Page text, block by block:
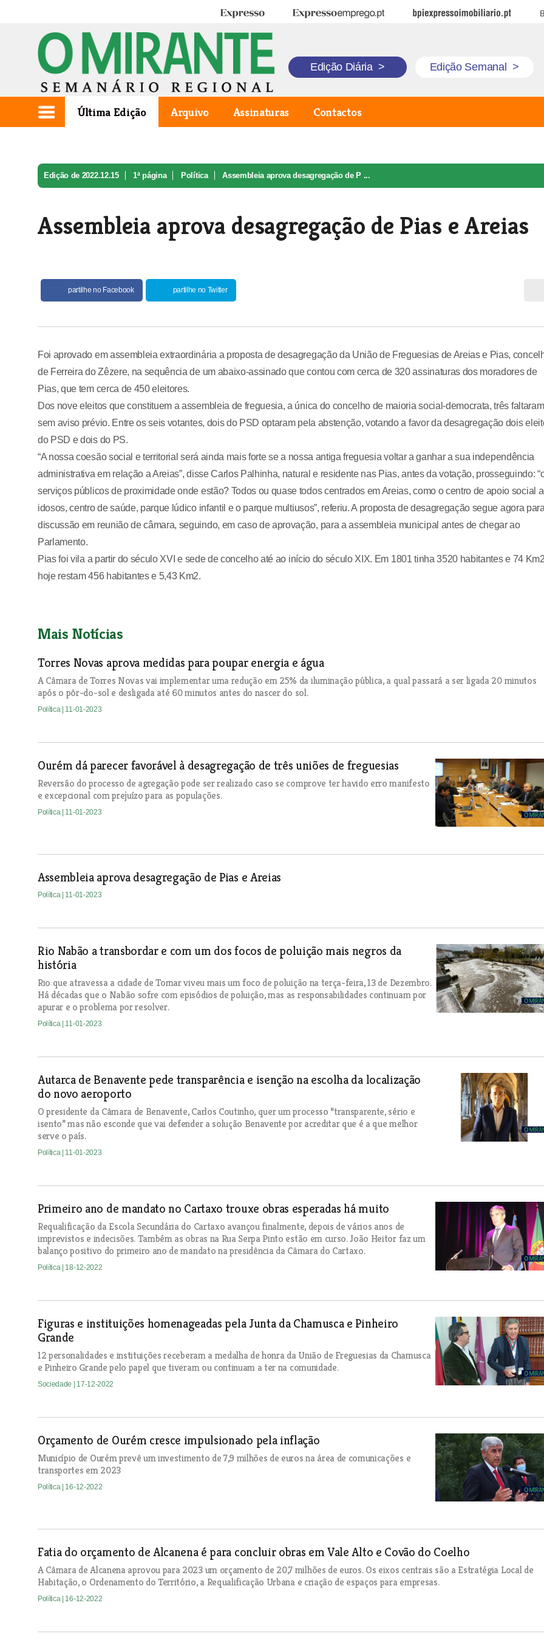
Expresso Expresso Emprego BPI Expresso Imobiliário
Edição Diária > Edição Semanal >
Última Edição Arquivo Assinaturas Contactos
Edição de 2022.12.15 1ª página Política Assembleia aprova desagregação de P ...
Assembleia aprova desagregação de Pias e Areias
partilhe no Facebook partilhe no Twitter
Foi aprovado em assembleia extraordinária a proposta de desagregação da União de Freguesias de Areias e Pias,
de Ferreira do Zêzere, na sequência de um abaixo-assinado que contou com cerca de 320 assinaturas dos moradores de
Pias, que tem cerca de 450 eleitores.
Dos nove eleitos que constituem a assembleia de freguesia, a única do concelho de maioria social-democrata, três faltaram
sem aviso prévio. Entre os seis votantes, dois do PSD optaram pela abstenção, votando a favor da desagregação dois
do PSD e dois do PS.
“A nossa coesão social e territorial será ainda mais forte se a nossa antiga freguesia voltar a ganhar a sua independência
administrativa em relação a Areias”, disse Carlos Palhinha, natural e residente nas Pias, antes da votação, prosseguindo:
serviços públicos de proximidade onde estão? Todos ou quase todos centrados em Areias, como o centro de apoio social
idosos, centro de saúde, parque lúdico infantil e o parque multiusos”, referiu. A proposta de desagregação segue agora
discussão em reunião de câmara, seguindo, em caso de aprovação, para a assembleia municipal antes de chegar ao
Parlamento.
Pias foi vila a partir do século XVI e sede de concelho até ao início do século XIX. Em 1801 tinha 3520 habitantes e 74
hoje restam 456 habitantes e 5,43 Km2.
Mais Notícias
Torres Novas aprova medidas para poupar energia e água
A Câmara de Torres Novas vai implementar uma redução em 25% da iluminação pública, a qual passará a ser ligada 20 minutos
após o pôr-do-sol e desligada até 60 minutos antes do nascer do sol.
Política | 11-01-2023
Ourém dá parecer favorável à desagregação de três uniões de freguesias
Reversão do processo de agregação pode ser realizado caso se comprove ter havido erro manifesto
e excepcional com prejuízo para as populações.
Política | 11-01-2023
Assembleia aprova desagregação de Pias e Areias
Política | 11-01-2023
Rio Nabão a transbordar e com um dos focos de poluição mais negros da
história
Rio que atravessa a cidade de Tomar viveu mais um foco de poluição na terça-feira, 13 de Dezembro.
Há décadas que o Nabão sofre com episódios de poluição, mas as responsabilidades continuam por
apurar e o problema por resolver.
Política | 11-01-2023
Autarca de Benavente pede transparência e isenção na escolha da localização
do novo aeroporto
O presidente da Câmara de Benavente, Carlos Coutinho, quer um processo “transparente, sério e
isento” mas não esconde que vai defender a solução Benavente por acreditar que é a que melhor
serve o país.
Política | 11-01-2023
Primeiro ano de mandato no Cartaxo trouxe obras esperadas há muito
Requalificação da Escola Secundária do Cartaxo avançou finalmente, depois de vários anos de
imprevistos e indecisões. Também as obras na Rua Serpa Pinto estão em curso. João Heitor faz um
balanço positivo do primeiro ano de mandato na presidência da Câmara do Cartaxo.
Política | 18-12-2022
Figuras e instituições homenageadas pela Junta da Chamusca e Pinheiro
Grande
12 personalidades e instituições receberam a medalha de honra da União de Freguesias da Chamusca
e Pinheiro Grande pelo papel que tiveram ou continuam a ter na comunidade.
Sociedade | 17-12-2022
Orçamento de Ourém cresce impulsionado pela inflação
Município de Ourém prevê um investimento de 7,9 milhões de euros na área de comunicações e
transportes em 2023
Política | 16-12-2022
Fatia do orçamento de Alcanena é para concluir obras em Vale Alto e Covão do Coelho
A Câmara de Alcanena aprovou para 2023 um orçamento de 20,7 milhões de euros. Os eixos centrais são a Estratégia Local de
Habitação, o Ordenamento do Território, a Requalificação Urbana e criação de espaços para empresas.
Política | 16-12-2022